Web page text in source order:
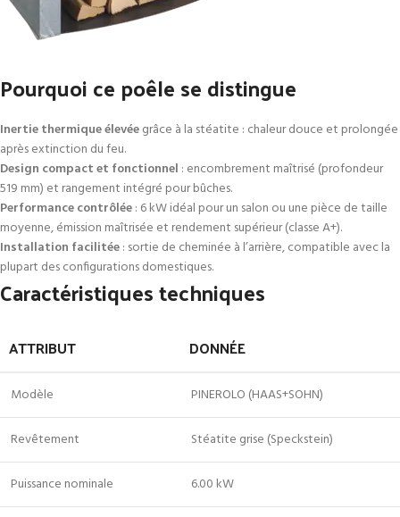
Pourquoi ce poêle se distingue
Inertie thermique élevéegrâce à la stéatite : chaleur douce et prolongée
après extinction du feu.
Design compact et fonctionnel : encombrement maîtrisé (profondeur
519 mm) et rangement intégré pour bûches.
Performance contrôlée: 6 kW idéal pour un salon ou une pièce de taille
moyenne, émission maîtrisée et rendement supérieur (classe A+).
Installation facilitée: sortie de cheminée à l’arrière, compatible avec la
plupart des configurations domestiques.
Caractéristiques techniques
ATTRIBUT DONNÉE
Modèle PINEROLO (HAAS+SOHN)
Revêtement Stéatite grise (Speckstein)
Puissance nominale 6.00 kW